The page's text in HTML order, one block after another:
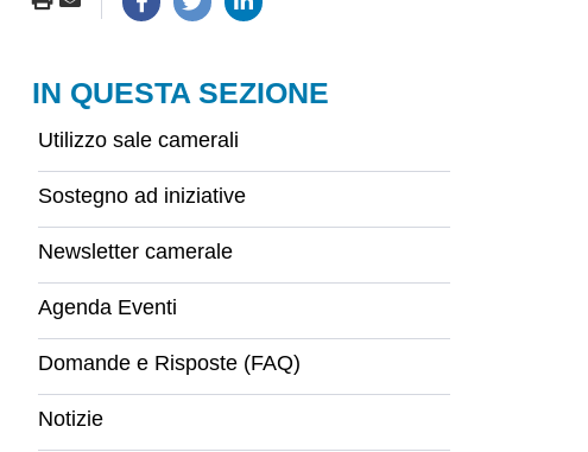
IN QUESTA SEZIONE
Utilizzo sale camerali
Sostegno ad iniziative
Newsletter camerale
Agenda Eventi
Domande e Risposte (FAQ)
Notizie